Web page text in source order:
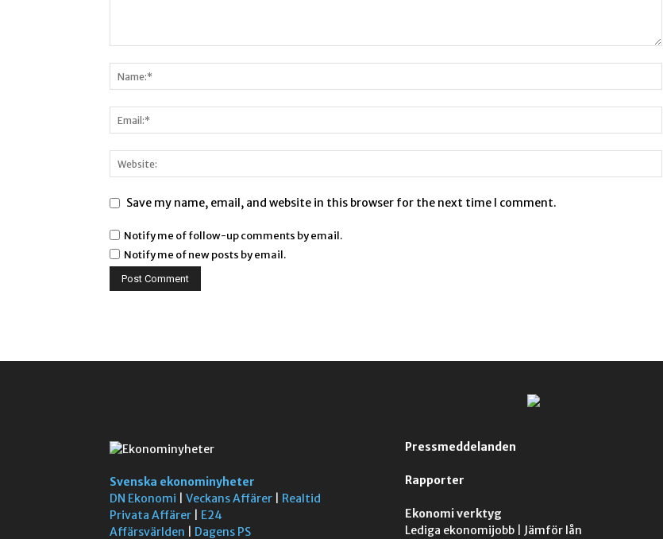
Save my name, email, and website in this browser for the next time I comment.
Notify me of follow-up comments by email.
Notify me of new posts by email.
Svenska ekonominyheter
DN Ekonomi
Veckans Affärer
Realtid
Privata Affärer
E24
Affärsvärlden
Dagens PS
Pressmeddelanden
Rapporter
Ekonomi verktyg
Lediga ekonomijobb
Jämför lån